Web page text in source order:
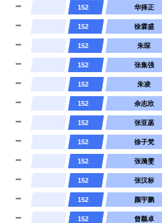
152 华择正
152 徐霖盛
152 朱琛
152 张集强
152 朱凌
152 余志欣
152 张亚菡
152 徐子梵
152 张漪雯
152 张汉标
152 颜宇鹏
152 曾颖卓